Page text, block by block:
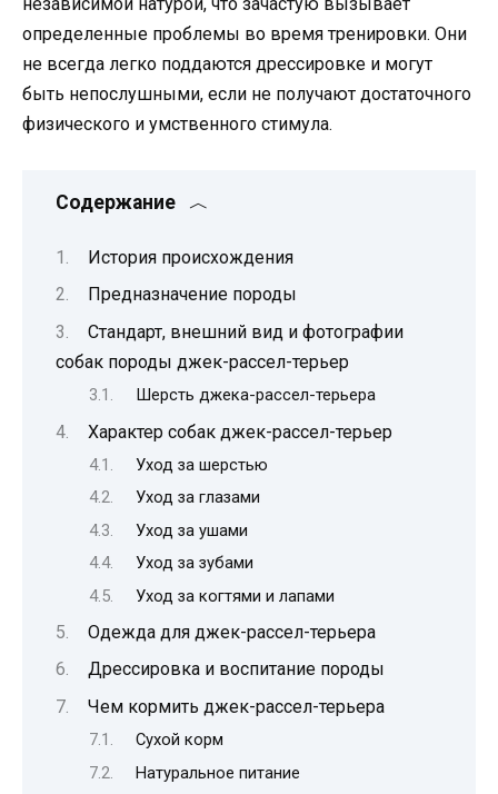
независимой натурой, что зачастую вызывает
определенные проблемы во время тренировки. Они
не всегда легко поддаются дрессировке и могут
быть непослушными, если не получают достаточного
физического и умственного стимула.
Содержание
История происхождения
Предназначение породы
Стандарт, внешний вид и фотографии
собак породы джек-рассел-терьер
Шерсть джека-рассел-терьера
Характер собак джек-рассел-терьер
Уход за шерстью
Уход за глазами
Уход за ушами
Уход за зубами
Уход за когтями и лапами
Одежда для джек-рассел-терьера
Дрессировка и воспитание породы
Чем кормить джек-рассел-терьера
Сухой корм
Натуральное питание